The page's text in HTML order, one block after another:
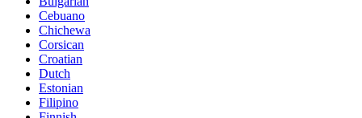
Cebuano
Chichewa
Corsican
Croatian
Dutch
Estonian
Filipino